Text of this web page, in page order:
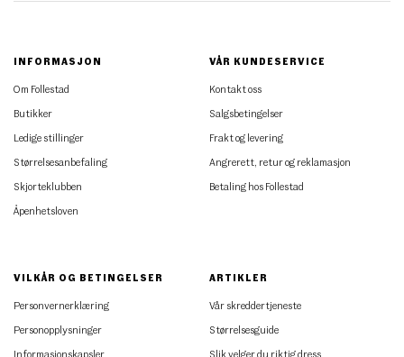
INFORMASJON
Om Follestad
Butikker
Ledige stillinger
Størrelsesanbefaling
Skjorteklubben
Åpenhetsloven
VÅR KUNDESERVICE
Kontakt oss
Salgsbetingelser
Frakt og levering
Angrerett, retur og reklamasjon
Betaling hos Follestad
VILKÅR OG BETINGELSER
Personvernerklæring
Personopplysninger
Informasjonskapsler
ARTIKLER
Vår skreddertjeneste
Størrelsesguide
Slik velger du riktig dress